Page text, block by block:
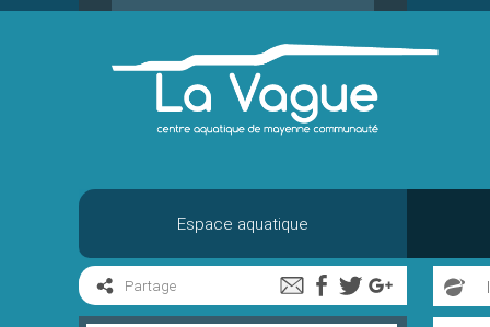
Aller
Espace aquatique
Partage